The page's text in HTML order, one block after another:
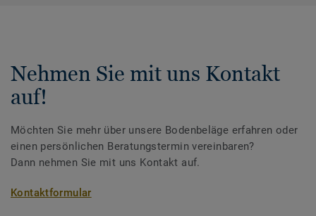
Nehmen Sie mit uns Kontakt
auf!
Möchten Sie mehr über unsere Bodenbeläge erfahren oder
einen persönlichen Beratungstermin vereinbaren?
Dann nehmen Sie mit uns Kontakt auf.
Kontaktformular